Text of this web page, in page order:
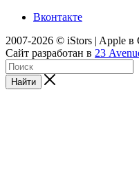
Вконтакте
2007-2026 © iStors | Apple
Сайт разработан в 23
Найти